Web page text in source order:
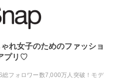
れ女子のためのファッショ
プリ♡
フォロワー数7,000万人突破！モデ